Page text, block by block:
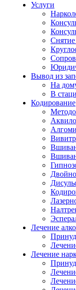
Услуги
Вывод из
На
В
Кодирование
Лечение
Лечение